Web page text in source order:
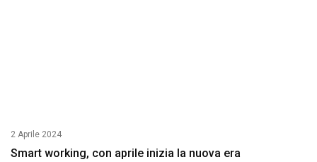
2 Aprile 2024
Smart working, con aprile inizia la nuova era